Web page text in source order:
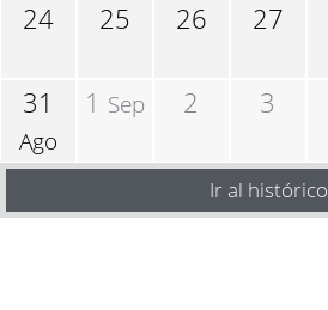
24 25 26 27
31
Ago
1 Sep 2 3
Ir al histórico